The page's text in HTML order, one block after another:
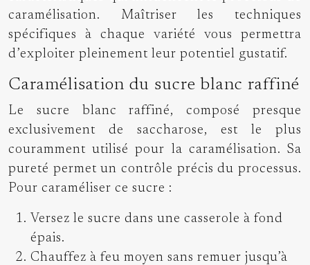
caramélisation. Maîtriser les techniques
spécifiques à chaque variété vous permettra
d’exploiter pleinement leur potentiel gustatif.
Caramélisation du sucre blanc raffiné
Le sucre blanc raffiné, composé presque
exclusivement de saccharose, est le plus
couramment utilisé pour la caramélisation. Sa
pureté permet un contrôle précis du processus.
Pour caraméliser ce sucre :
Versez le sucre dans une casserole à fond
épais.
Chauffez à feu moyen sans remuer jusqu’à